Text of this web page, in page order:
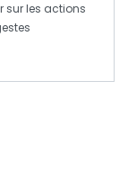
sur les actions